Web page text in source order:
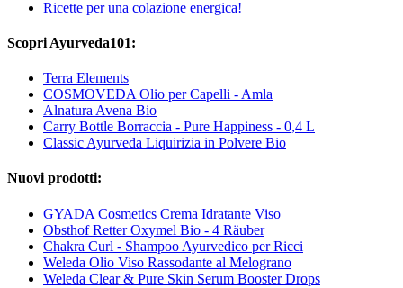
Ricette per una colazione energica!
Scopri Ayurveda101:
Terra Elements
COSMOVEDA Olio per Capelli - Amla
Alnatura Avena Bio
Carry Bottle Borraccia - Pure Happiness - 0,4 L
Classic Ayurveda Liquirizia in Polvere Bio
Nuovi prodotti:
GYADA Cosmetics Crema Idratante Viso
Obsthof Retter Oxymel Bio - 4 Räuber
Chakra Curl - Shampoo Ayurvedico per Ricci
Weleda Olio Viso Rassodante al Melograno
Weleda Clear & Pure Skin Serum Booster Drops